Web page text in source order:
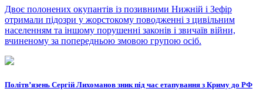
Двоє полонених окупантів із позивними Нижній і Зефір
отримали підозри у жорстокому поводженні з цивільним
населенням та іншому порушенні законів і звичаїв війни,
вчиненому за попередньою змовою групою осіб.
Політвʼязень Сергій Лихоманов зник під час етапування з Криму до РФ